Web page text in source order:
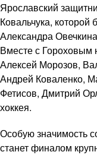
Ярославский
Ковальчука, которой
Александра
Вместе с Гороховым
Алексей Морозов,
Андрей Коваленко,
Фетисов, Дмитрий
хоккея.
Особую значимость
станет финалом